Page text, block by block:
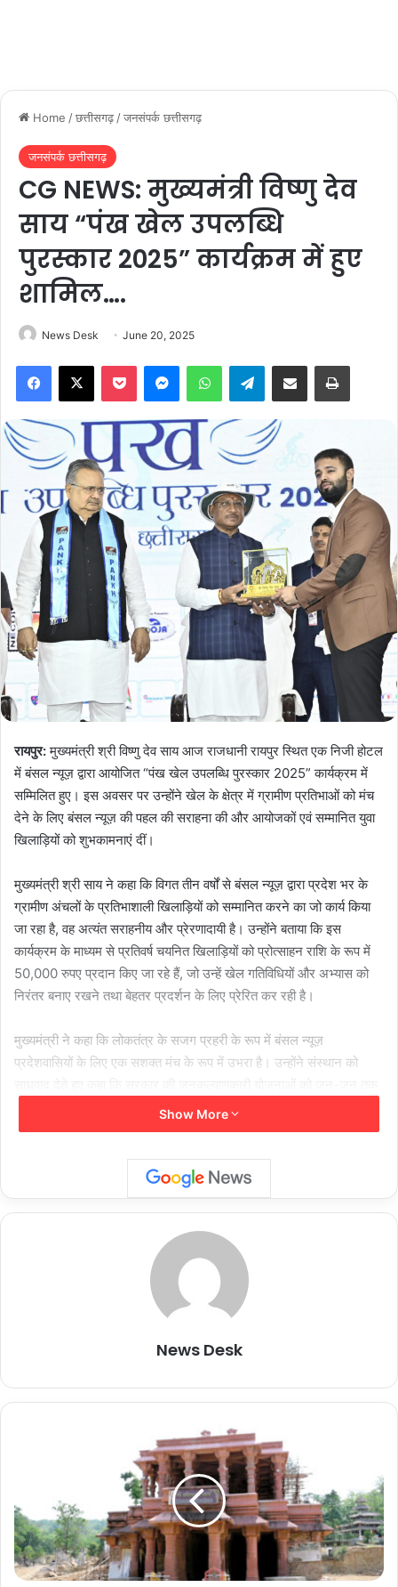
Home /छत्तीसगढ़ /जनसंपर्क छत्तीसगढ़
जनसंपर्क छत्तीसगढ़
CG NEWS: मुख्यमंत्री विष्णु देव
साय “पंख खेल उपलब्धि
पुरस्कार 2025” कार्यक्रम में हुए
शामिल….
News Desk June 20, 2025
Telegram
रायपुर:मुख्यमंत्री श्री विष्णु देव साय आज राजधानी रायपुर स्थित एक निजी होटल
में बंसल न्यूज़ द्वारा आयोजित “पंख खेल उपलब्धि पुरस्कार 2025” कार्यक्रम में
सम्मिलित हुए। इस अवसर पर उन्होंने खेल के क्षेत्र में ग्रामीण प्रतिभाओं को मंच
देने के लिए बंसल न्यूज़ की पहल की सराहना की और आयोजकों एवं सम्मानित युवा
खिलाड़ियों को शुभकामनाएं दीं।
मुख्यमंत्री श्री साय ने कहा कि विगत तीन वर्षों से बंसल न्यूज़ द्वारा प्रदेश भर के
ग्रामीण अंचलों के प्रतिभाशाली खिलाड़ियों को सम्मानित करने का जो कार्य किया
जा रहा है, वह अत्यंत सराहनीय और प्रेरणादायी है। उन्होंने बताया कि इस
कार्यक्रम के माध्यम से प्रतिवर्ष चयनित खिलाड़ियों को प्रोत्साहन राशि के रूप में
50,000 रुपए प्रदान किए जा रहे हैं, जो उन्हें खेल गतिविधियों और अभ्यास को
निरंतर बनाए रखने तथा बेहतर प्रदर्शन के लिए प्रेरित कर रही है।
मुख्यमंत्री ने कहा कि लोकतंत्र के सजग प्रहरी के रूप में बंसल न्यूज़
प्रदेशवासियों के लिए एक सशक्त मंच के रूप में उभरा है। उन्होंने संस्थान को
पहुंचाने में भी यह एक महत्वपूर्ण भूमिका निभा रहा है।
वाले अंतरराष्ट्रीय योग दिवस की शुभकामनाएं दीं और सभी से योग को अपनी
दिनचर्या में शामिल करने का आग्रह भी किया।
More
Show More
News Desk
W
S
:
पा
टे